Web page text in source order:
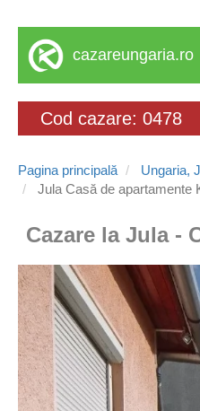
cazareungaria.ro
Cod cazare: 0478
Pagina principală Ungaria,
Jula Casă de apartamente
Cazare la Jula -